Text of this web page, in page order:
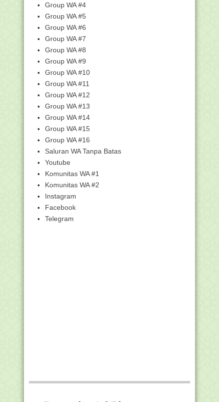
Download Perangkat Pembelajaran
Akidah Akhlak K-13...
Download Kisi-Kisi USBN Tingkat SD/MI
Tahun 2018
Benarkah Katanya Operator Itu Cuman
Duduk Manis di...
Ijazah Bagi Sahabat Yang Belum Punya
Rumah dan Ing...
Temui Ibu dalam Mimpi, Gadis Cantik
Minta di Gali ...
Trik Baca Qur'an Sesering Buka Gadget
Bundaran Kota Amuntai, "Dulunya di
Bully Sekarang ...
Viral, Uang Kertas 100 Ribuan dan 50
Ribuan di Cel...
Teka-Teki Fiqhiyyah
Beda Pendapat Kiai Itu Lumrah
Identitas Tersembunyi di Balik Kopyah
Hitam
EMIS Zaman Now,, Hanya Bisa Diakses
Pada Jam Kantor
Group WA #4
Group WA #5
Group WA #6
Group WA #7
Group WA #8
Group WA #9
Group WA #10
Group WA #11
Group WA #12
Group WA #13
Group WA #14
Group WA #15
Group WA #16
Saluran WA Tanpa Batas
Youtube
Komunitas WA #1
Komunitas WA #2
Instagram
Facebook
Telegram